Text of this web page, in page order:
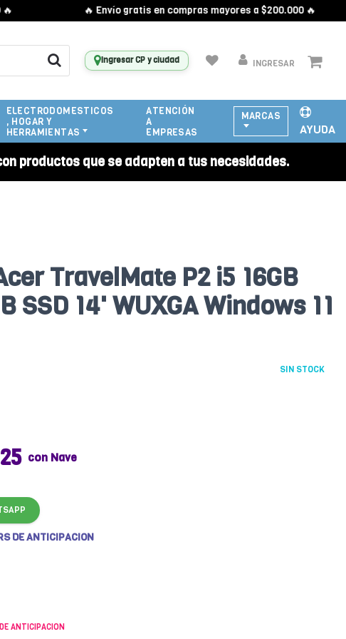
🔥 Envío gratis en compras mayores a $200.000 🔥
Ingresar CP y ciudad INGRESAR
ELECTRODOMESTICOS
, HOGAR Y
HERRAMIENTAS
ATENCIÓN
A
EMPRESAS
MARCAS
AYUDA
productos que se adapten a tus necesidades.
TravelMate P2 i5 16GB
SSD 14' WUXGA Windows 11
SIN STOCK
con Nave
DE ANTICIPACION
ANTICIPACION